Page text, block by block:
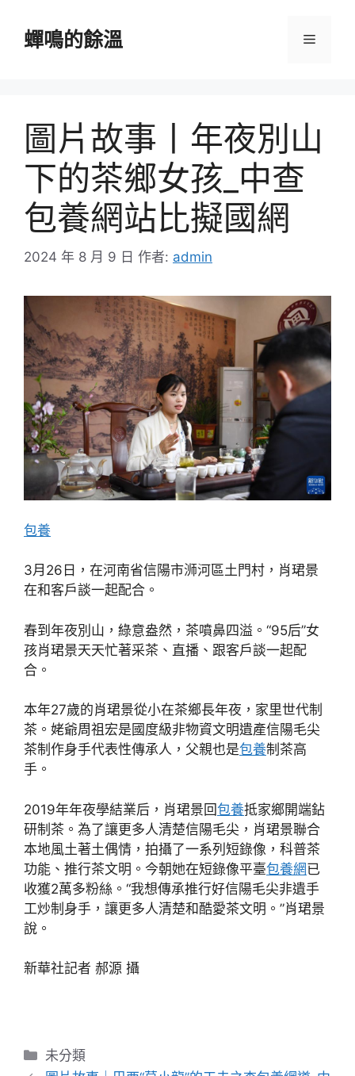
蟬鳴的餘溫 選
圖片故事丨年夜別山
下的茶鄉女孩_中查
包養網站比擬國網
2024 年 8 月 9 日 作者: admin
包養
3月26日，在河南省信陽市浉河區土門村，肖珺景
在和客戶談一起配合。
春到年夜別山，綠意盎然，茶噴鼻四溢。“95后”女
孩肖珺景天天忙著采茶、直播、跟客戶談一起配
合。
本年27歲的肖珺景從小在茶鄉長年夜，家里世代制
茶。姥爺周祖宏是國度級非物資文明遺產信陽毛尖
茶制作身手代表性傳承人，父親也是包養制茶高
手。
2019年年夜學結業后，肖珺景回包養抵家鄉開端鉆
研制茶。為了讓更多人清楚信陽毛尖，肖珺景聯合
本地風土著土偶情，拍攝了一系列短錄像，科普茶
功能、推行茶文明。今朝她在短錄像平臺包養網已
收獲2萬多粉絲。“我想傳承推行好信陽毛尖非遺手
工炒制身手，讓更多人清楚和酷愛茶文明。”肖珺景
說。
新華社記者 郝源 攝
分
未分類